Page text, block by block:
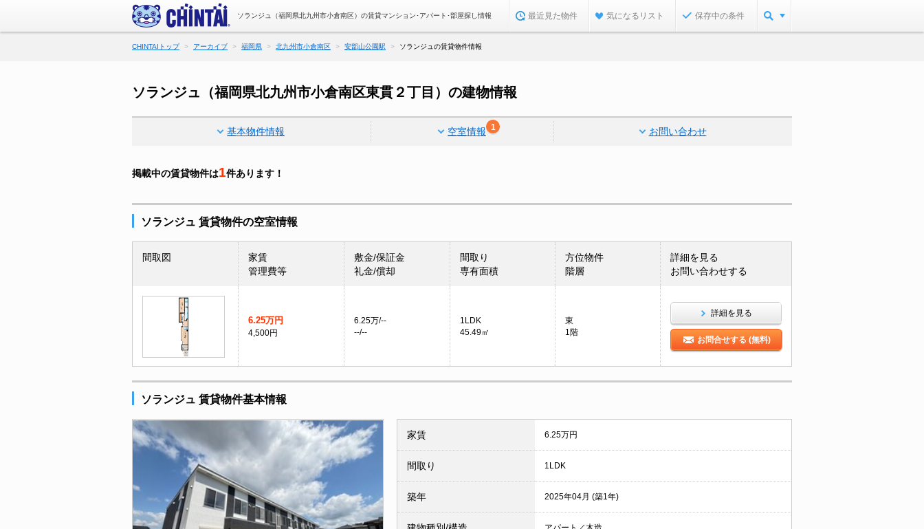
ソランジュ（福岡県北九州市小倉南区）の賃貸マンション･アパート･部屋探し情報 最近見た物件 気になるリスト 保存中の条件
CHINTAIトップ アーカイブ 福岡県 北九州市小倉南区 安部山公園駅 ソランジュの賃貸物件情報
ソランジュ（福岡県北九州市小倉南区東貫２丁目）の建物情報
基本物件情報 空室情報 1 お問い合わせ
掲載中の賃貸物件は1件あります！
ソランジュ 賃貸物件の空室情報
間取図
家賃
管理費等
敷金/保証金
礼金/償却
間取り
専有面積
方位物件
階層
詳細を見る
お問い合わせする
6.25万円
4,500円
6.25万/--
--/--
1LDK
45.49㎡
東
1階
詳細を見る
お問合せする (無料)
ソランジュ 賃貸物件基本情報
家賃 6.25万円
間取り 1LDK
築年 2025年04月 (築1年)